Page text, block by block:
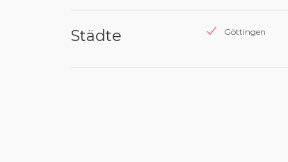
Städte Göttingen